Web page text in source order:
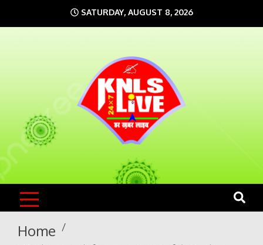
to
SATURDAY, AUGUST 8, 2026
KNLS LIVE
India`s No.1 News Portal
Home